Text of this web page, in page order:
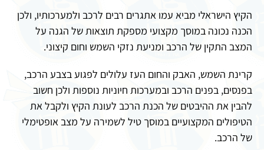
הקיץ הישראלי מביא עמו אתגרים רבים לרכב ולמערכותיו, ולכן
הכנה נכונה במוסך מקצועי מספקת תוצאות של הגנה על
המצב התקין של הרכב ומניעת נזקי השמש וחום קיצוני.
קרינת השמש, האבק והחום העז עלולים לפגוע בצבע הרכב,
בפנסים, בפנים הרכב ובמערכות חיוניות נוספות ולכן חשוב
להבין את ההיבטים של הכנת הרכב לעונת הקיץ ולקבל את
הטיפולים המקצועיים במוסך טיל לשמירה על מצב אופטימלי
של הרכב.